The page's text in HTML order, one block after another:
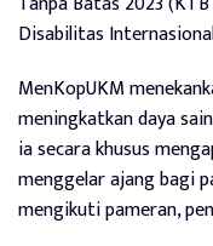
Disabilitas
MenKopUKM
meningkatkan daya
ia secara khusus
menggelar ajang bagi
mengikuti pameran,